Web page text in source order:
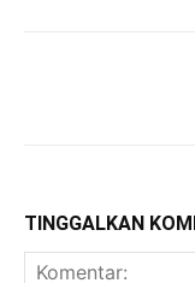
TINGGALKAN